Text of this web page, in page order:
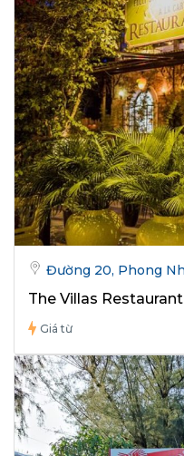
Đường 20, Phong
The Villas Restaurant
Giá từ